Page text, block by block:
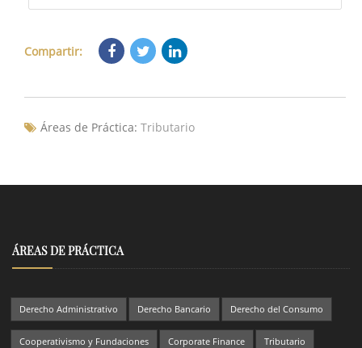
Compartir:
Áreas de Práctica: Tributario
ÁREAS DE PRÁCTICA
Derecho Administrativo Derecho Bancario Derecho del Consumo
Cooperativismo y Fundaciones Corporate Finance Tributario